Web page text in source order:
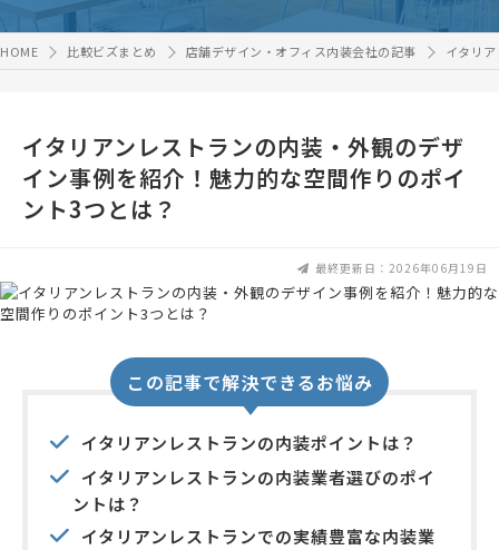
HOME 比較ビズまとめ 店舗デザイン・オフィス内装会社の記事 イタリ
イタリアンレストランの内装・外観のデザ
イン事例を紹介！魅力的な空間作りのポイ
ント3つとは？
最終更新日：2026年06月19日
この記事で解決できるお悩み
イタリアンレストランの内装ポイントは？
イタリアンレストランの内装業者選びのポイ
ントは？
イタリアンレストランでの実績豊富な内装業